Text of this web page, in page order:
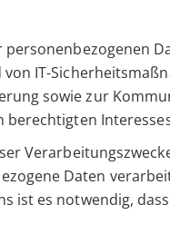
IT-
sowie zur
berechtigten
Daten
ist es notwendig,